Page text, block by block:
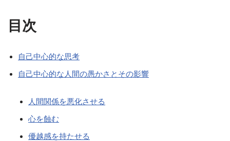
目次
自己中心的な思考
自己中心的な人間の愚かさとその影響
人間関係を悪化させる
心を蝕む
優越感を持たせる